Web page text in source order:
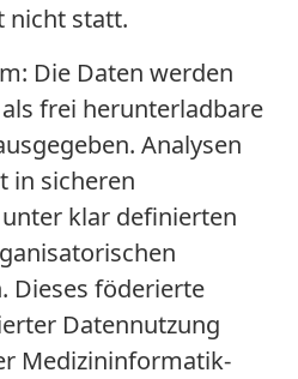
nicht statt.
Die Daten werden
frei herunterladbare
Analysen
in sicheren
klar definierten
Dieses föderierte
Datennutzung
Medizininformatik-